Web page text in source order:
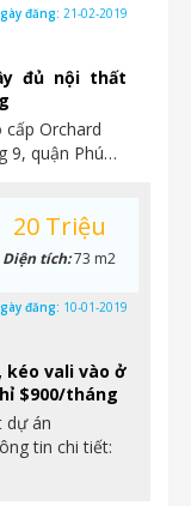
đủ nội thất
Orchard
9, quận Phú…
đăng: 21-02-2019
kéo vali vào ở
$900/tháng
dự án
tin chi tiết:
20 Triệu
Diện tích:73 m2
đăng: 10-01-2019